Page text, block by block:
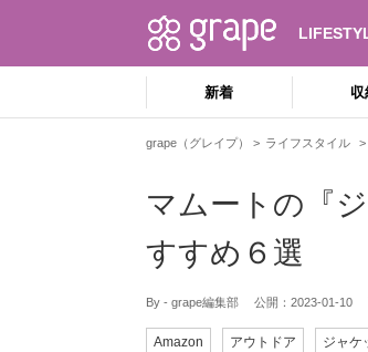
新着 収
grape（グレイプ） ライフスタイル
マムートの『
すすめ６選
By - grape編集部 公開： 2023-01-10
Amazon アウトドア ジャケ